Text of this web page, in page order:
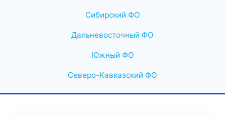
Сибирский ФО
Дальневосточный ФО
Южный ФО
Северо-Кавказский ФО